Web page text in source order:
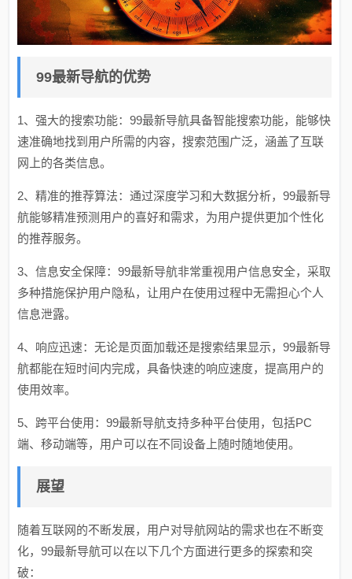
99最新导航的优势
1、强大的搜索功能：99最新导航具备智能搜索功能，能够快
速准确地找到用户所需的内容，搜索范围广泛，涵盖了互联
网上的各类信息。
2、精准的推荐算法：通过深度学习和大数据分析，99最新导
航能够精准预测用户的喜好和需求，为用户提供更加个性化
的推荐服务。
3、信息安全保障：99最新导航非常重视用户信息安全，采取
多种措施保护用户隐私，让用户在使用过程中无需担心个人
信息泄露。
4、响应迅速：无论是页面加载还是搜索结果显示，99最新导
航都能在短时间内完成，具备快速的响应速度，提高用户的
使用效率。
5、跨平台使用：99最新导航支持多种平台使用，包括PC
端、移动端等，用户可以在不同设备上随时随地使用。
展望
随着互联网的不断发展，用户对导航网站的需求也在不断变
化，99最新导航可以在以下几个方面进行更多的探索和突
破：